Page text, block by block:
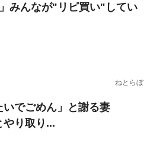
みんなが"リピ買い"してい
ねとらぼ
いでごめん」と謝る妻
り取り...